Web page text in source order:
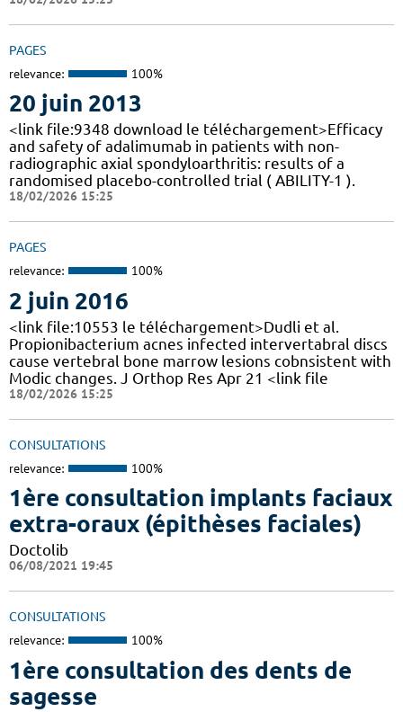
PAGES
relevance: 100%
20 juin 2013
<link file:9348 download le téléchargement>Efficacy
and safety of adalimumab in patients with non-
radiographic axial spondyloarthritis: results of a
randomised placebo-controlled trial ( ABILITY-1 ).
18/02/2026 15:25
PAGES
relevance: 100%
2 juin 2016
<link file:10553 le téléchargement>Dudli et al.
Propionibacterium acnes infected intervertabral discs
cause vertebral bone marrow lesions cobnsistent with
Modic changes. J Orthop Res Apr 21 <link file
18/02/2026 15:25
CONSULTATIONS
relevance: 100%
1ère consultation implants faciaux
extra-oraux (épithèses faciales)
Doctolib
06/08/2021 19:45
CONSULTATIONS
relevance: 100%
1ère consultation des dents de
sagesse